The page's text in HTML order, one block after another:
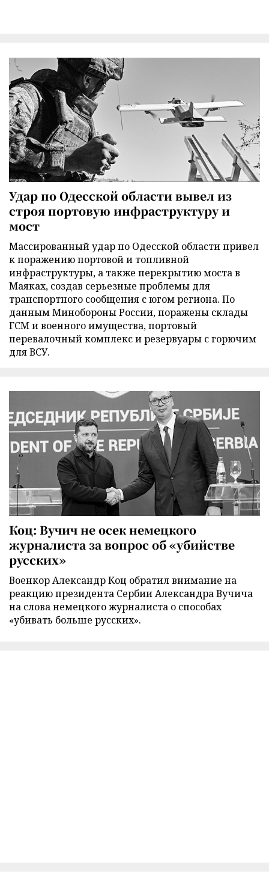
Удар по Одесской области вывел из
строя портовую инфраструктуру и
мост
Массированный удар по Одесской области привел
к поражению портовой и топливной
инфраструктуры, а также перекрытию моста в
Маяках, создав серьезные проблемы для
транспортного сообщения с югом региона. По
данным Минобороны России, поражены склады
ГСМ и военного имущества, портовый
перевалочный комплекс и резервуары с горючим
для ВСУ.
Коц: Вучич не осек немецкого
журналиста за вопрос об «убийстве
русских»
Военкор Александр Коц обратил внимание на
реакцию президента Сербии Александра Вучича
на слова немецкого журналиста о способах
«убивать больше русских».